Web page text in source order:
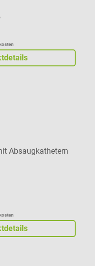
Absaugkathetern